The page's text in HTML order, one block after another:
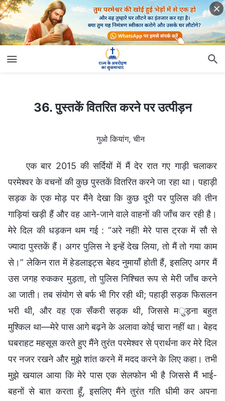
36. पुस्तकें वितरित करने पर उत्पीड़न
गुओ कियांग, चीन
एक बार 2015 की सर्दियों में मैं देर रात गए गाड़ी चलाकर
परमेश्वर के वचनों की कुछ पुस्तकें वितरित करने जा रहा था। पहाड़ी
सड़क के एक मोड़ पर मैंने देखा कि कुछ दूरी पर पुलिस की तीन
गाड़ियां खड़ी हैं और वह आने-जाने वाले वाहनों की जाँच कर रही है।
मेरे दिल की धड़कन थम गई : “अरे नहीं! मेरे पास ट्रक में सौ से
ज्यादा पुस्तकें हैं। अगर पुलिस ने इन्हें देख लिया, तो मैं तो गया काम
से।” लेकिन रात में हेडलाइट्स बेहद नुमायाँ होती हैं, इसलिए अगर मैं
उस जगह रुककर मुड़ता, तो पुलिस निश्चित रूप से मेरी जाँच करने
आ जाती। तब संयोग से बर्फ भी गिर रही थी; पहाड़ी सड़क फिसलन
भरी थी, और वह एक सँकरी सड़क थी, जिससे मुड़ना बहुत
मुश्किल था—मेरे पास आगे बढ़ने के अलावा कोई चारा नहीं था। बेहद
घबराहट महसूस करते हुए मैंने तुरंत परमेश्वर से प्रार्थना कर मेरे दिल
पर नजर रखने और मुझे शांत करने में मदद करने के लिए कहा। तभी
मुझे खयाल आया कि मेरे पास एक सेलफोन भी है जिससे मैं भाई-
बहनों से बात करता हूँ, इसलिए मैंने तुरंत गति धीमी कर अपना